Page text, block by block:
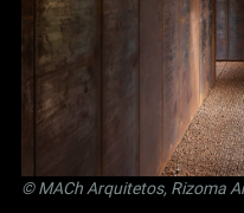
© MACh Arquitetos, Rizoma